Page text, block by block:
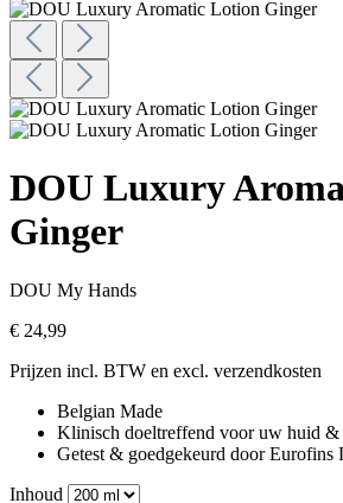
DOU Luxury
Ginger
DOU My Hands
€ 24,99
Prijzen incl. BTW en excl. verzendkosten
Belgian Made
Klinisch doeltreffend voor uw huid &
Getest & goedgekeurd door Eurofins
Inhoud